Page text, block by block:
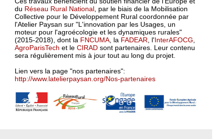
du Réseau Rural National, par le biais de la Mobilisation
Collective pour le Développement Rural coordonnée par
l'Atelier Paysan sur "L'innovation par les Usages, un
moteur pour l'agroécologie et les dynamiques rurales"
(2015-2018), dont la FNCUMA, la FADEAR, l'InterAFOCG,
AgroParisTech et le CIRAD sont partenaires. Leur contenu
sera régulièrement mis à jour tout au long du projet.
Lien vers la page "nos partenaires":
http://www.latelierpaysan.org/Nos-partenaires